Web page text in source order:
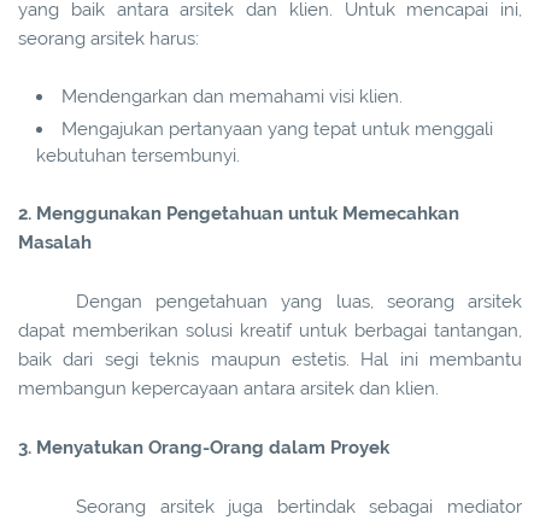
yang baik antara arsitek dan klien. Untuk mencapai ini,
seorang arsitek harus:
Mendengarkan dan memahami visi klien.
Mengajukan pertanyaan yang tepat untuk menggali
kebutuhan tersembunyi.
2. Menggunakan Pengetahuan untuk Memecahkan
Masalah
Dengan pengetahuan yang luas, seorang arsitek
dapat memberikan solusi kreatif untuk berbagai tantangan,
baik dari segi teknis maupun estetis. Hal ini membantu
membangun kepercayaan antara arsitek dan klien.
3. Menyatukan Orang-Orang dalam Proyek
Seorang arsitek juga bertindak sebagai mediator